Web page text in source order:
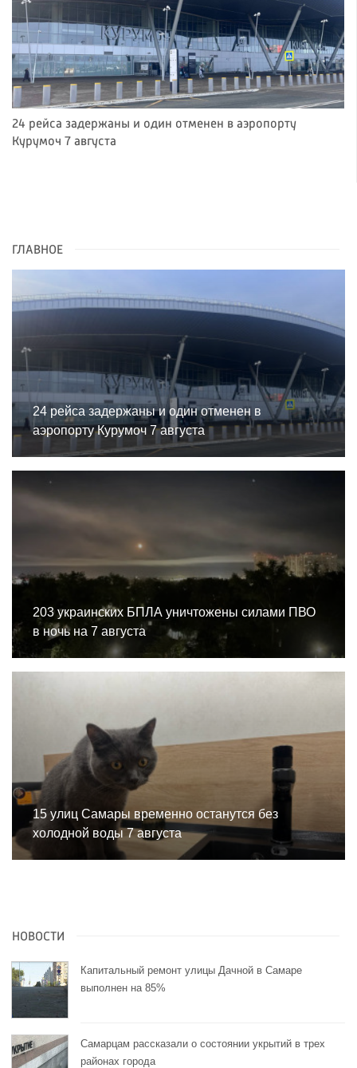
24 рейса задержаны и один отменен в аэропорту
Курумоч 7 августа
ГЛАВНОЕ
24 рейса задержаны и один отменен в
аэропорту Курумоч 7 августа
203 украинских БПЛА уничтожены силами ПВО
в ночь на 7 августа
15 улиц Самары временно останутся без
холодной воды 7 августа
НОВОСТИ
Капитальный ремонт улицы Дачной в Самаре
выполнен на 85%
Самарцам рассказали о состоянии укрытий в трех
районах города